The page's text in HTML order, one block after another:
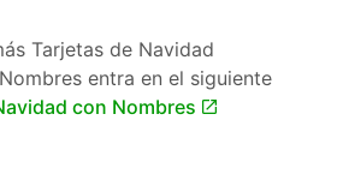
Tarjetas de Navidad
entra en el siguiente
con Nombres